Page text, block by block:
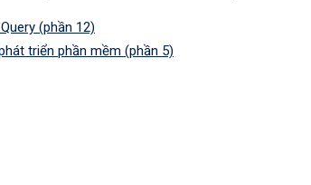
(phần 12)
triển phần mềm (phần 5)